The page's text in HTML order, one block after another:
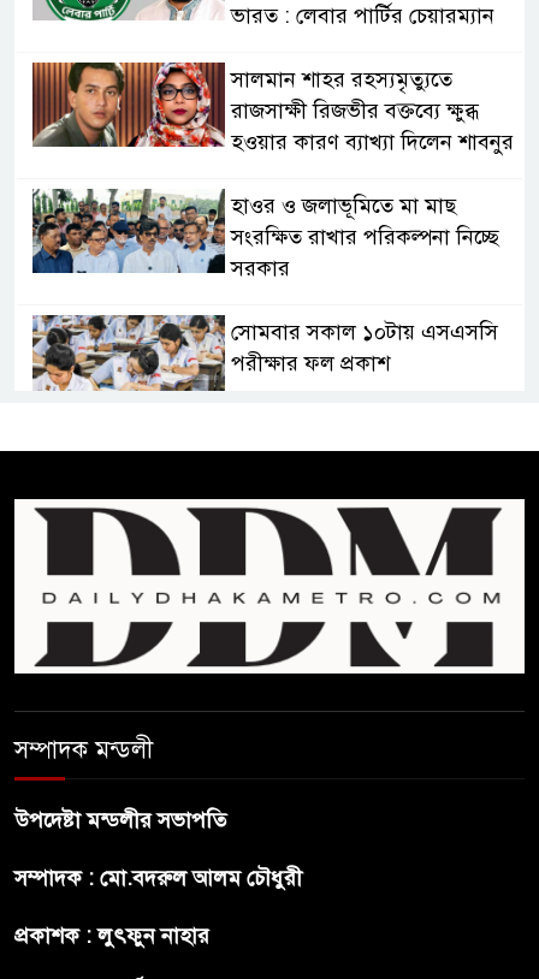
ভারত : লেবার পার্টির চেয়ারম্যান
সালমান শাহর রহস্যমৃত্যুতে
রাজসাক্ষী রিজভীর বক্তব্যে ক্ষুব্ধ
হওয়ার কারণ ব্যাখ্যা দিলেন শাবনুর
হাওর ও জলাভূমিতে মা মাছ
সংরক্ষিত রাখার পরিকল্পনা নিচ্ছে
সরকার
সোমবার সকাল ১০টায় এসএসসি
পরীক্ষার ফল প্রকাশ
প্রধানমন্ত্রী
ফিফা সভাপতির বিরুদ্ধে এবার
‘নারী সংক্রান্ত অভিযোগ
ছেলেকে নিয়ে রোনালদোর যে বড়
ট্রাম্পের ৪০ কোটি ডলারের ‘বলরুম
সম্পাদক মন্ডলী
উপদেষ্টা মন্ডলীর সভাপতি
সম্পাদক : মো.বদরুল আলম চৌধুরী
প্রকাশক : লুৎফুন নাহার